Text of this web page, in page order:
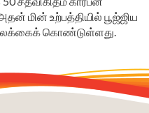
மின் உற்பத்தியில் பூஜ்ஜிய
கொண்டுள்ளது.